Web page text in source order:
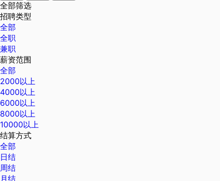
全部筛选
招聘类型
全部
全职
兼职
薪资范围
全部
2000以上
4000以上
6000以上
8000以上
10000以上
结算方式
全部
日结
周结
月结